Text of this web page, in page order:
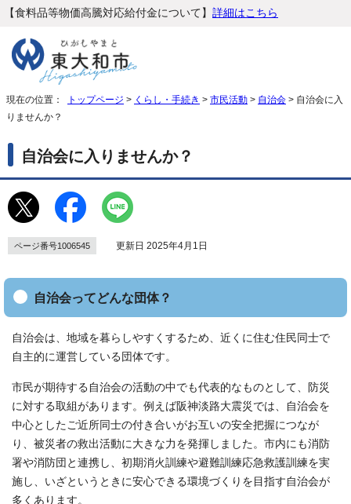
【食料品等物価高騰対応給付金について】 詳細はこちら
現在の位置： トップページ > くらし・手続き > 市民活動 > 自治会 > 自治会に入
りませんか？
自治会に入りませんか？
ページ番号1006545 更新日 2025年4月1日
自治会ってどんな団体？
自治会は、地域を暮らしやすくするため、近くに住む住民同士で
自主的に運営している団体です。
市民が期待する自治会の活動の中でも代表的なものとして、防災
に対する取組があります。例えば阪神淡路大震災では、自治会を
中心としたご近所同士の付き合いがお互いの安全把握につなが
り、被災者の救出活動に大きな力を発揮しました。市内にも消防
署や消防団と連携し、初期消火訓練や避難訓練応急救護訓練を実
施し、いざというときに安心できる環境づくりを目指す自治会が
多くあります。